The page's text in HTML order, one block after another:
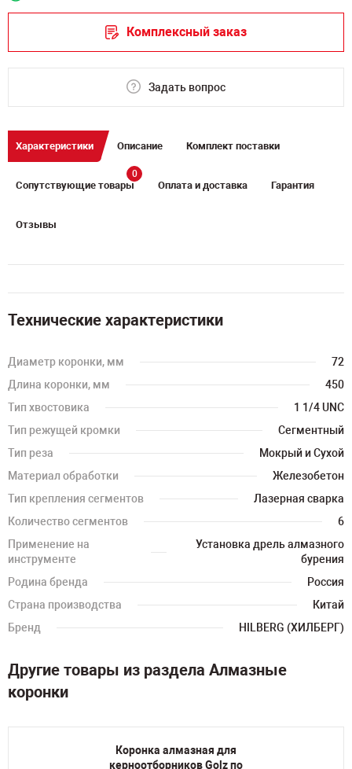
Комплексный заказ
Задать вопрос
Характеристики Описание Комплект поставки
Сопутствующие товары
0
Оплата и доставка Гарантия
Отзывы
Технические характеристики
Диаметр коронки, мм
72
Длина коронки, мм
450
Тип хвостовика
1 1/4 UNC
Тип режущей кромки
Сегментный
Тип реза
Мокрый и Сухой
Материал обработки
Железобетон
Тип крепления сегментов
Лазерная сварка
Количество сегментов
6
Применение на
инструменте
Установка дрель алмазного
бурения
Родина бренда
Россия
Страна производства
Китай
Бренд
HILBERG (ХИЛБЕРГ)
Другие товары из раздела Алмазные
коронки
Коронка алмазная для
керноотборников Golz по